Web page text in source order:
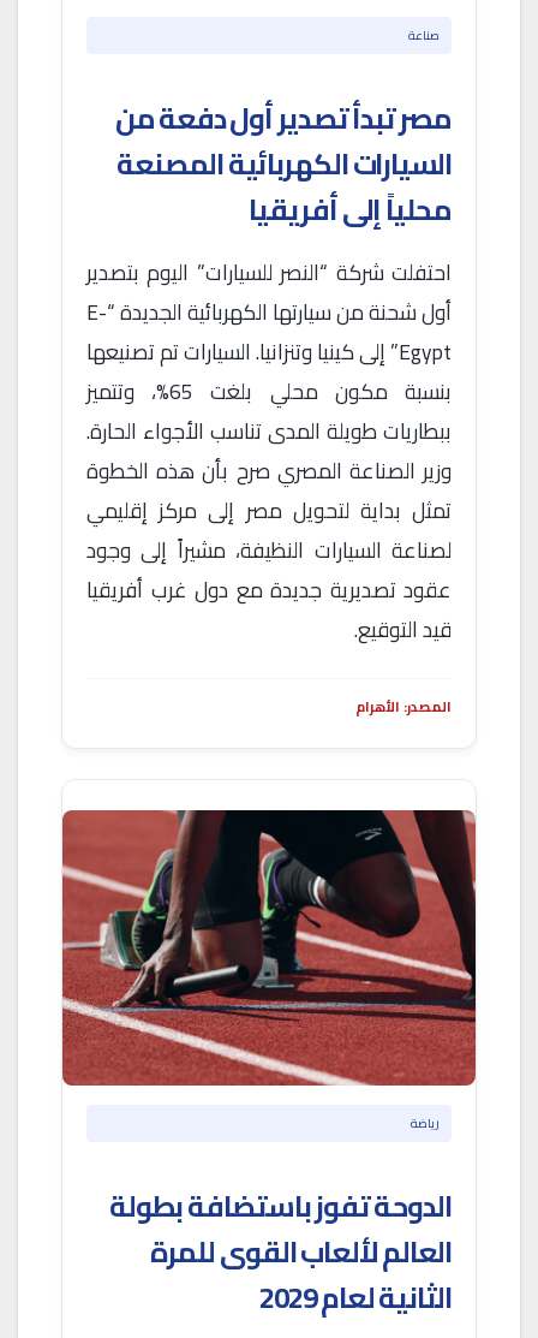
صناعة
مصر تبدأ تصدير أول دفعة من
السيارات الكهربائية المصنعة
محلياً إلى أفريقيا
احتفلت شركة “النصر للسيارات” اليوم بتصدير
أول شحنة من سيارتها الكهربائية الجديدة “E-
Egypt” إلى كينيا وتنزانيا. السيارات تم تصنيعها
بنسبة مكون محلي بلغت 65%، وتتميز
ببطاريات طويلة المدى تناسب الأجواء الحارة.
وزير الصناعة المصري صرح بأن هذه الخطوة
تمثل بداية لتحويل مصر إلى مركز إقليمي
لصناعة السيارات النظيفة، مشيراً إلى وجود
عقود تصديرية جديدة مع دول غرب أفريقيا
قيد التوقيع.
المصدر: الأهرام
رياضة
الدوحة تفوز باستضافة بطولة
العالم لألعاب القوى للمرة
الثانية لعام 2029